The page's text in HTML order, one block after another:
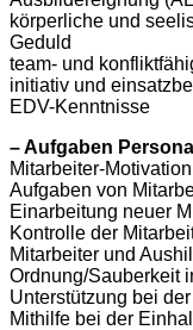
körperliche und
Geduld
team- und
initiativ und
EDV-Kenntnisse
– Aufgaben
Mitarbeiter-
Aufgaben von
Einarbeitung neuer
Kontrolle der
Mitarbeiter und
Ordnung/Sauberkeit
Unterstützung bei
Mithilfe bei der